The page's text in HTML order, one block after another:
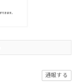
通報する